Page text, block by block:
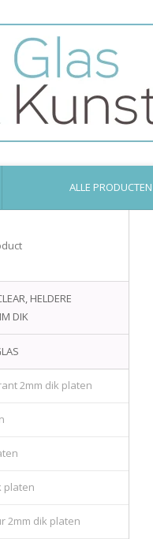
ALLE PRODUCTEN
HELDERE
DIK
2mm dik platen
platen
2mm dik platen